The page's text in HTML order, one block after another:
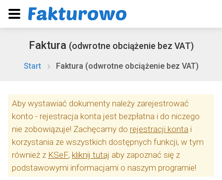
Faktura (odwrotne obciążenie bez VAT)
Start Faktura (odwrotne obciążenie bez VAT)
Aby wystawiać dokumenty należy zarejestrować
konto - rejestracja konta jest bezpłatna i do niczego
nie zobowiązuje! Zachęcamy do rejestracji konta i
korzystania ze wszystkich dostępnych funkcji, w tym
również z KSeF, kliknij tutaj aby zapoznać się z
podstawowymi informacjami o naszym programie!